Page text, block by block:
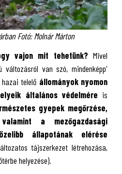
Fotó: Molnár Márton
vajon mit tehetünk? Mivel
változásról van szó, mindenképp'
telelő állományok nyomon
általános védelmére is
gyepek megőrzése,
a mezőgazdasági
állapotának elérése
tájszerkezet létrehozása,
helyezése).